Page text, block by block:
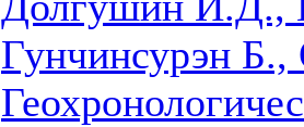
Гунчинсурэн